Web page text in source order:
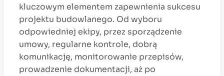
kluczowym elementem zapewnienia sukcesu
projektu budowlanego. Od wyboru
odpowiedniej ekipy, przez sporządzenie
umowy, regularne kontrole, dobrą
komunikację, monitorowanie przepisów,
prowadzenie dokumentacji, aż po